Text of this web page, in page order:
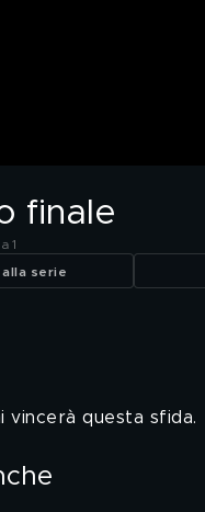
finale
1
alla serie
vincerà questa sfida.